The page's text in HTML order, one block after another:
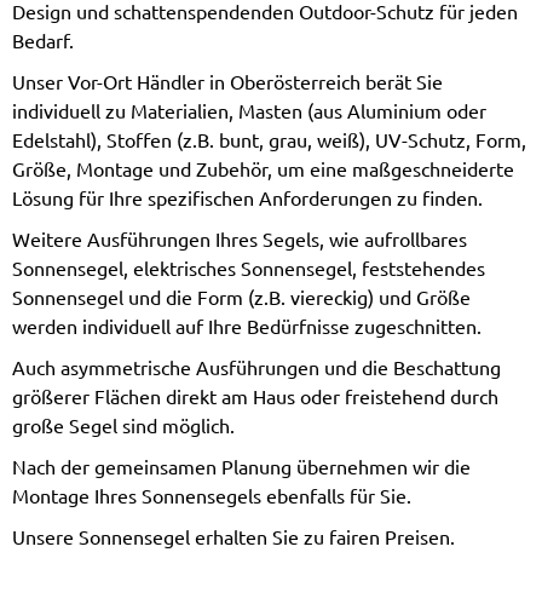
Design und schattenspendenden Outdoor-Schutz für jeden
Bedarf.
Unser Vor-Ort Händler in Oberösterreich berät Sie
individuell zu Materialien, Masten (aus Aluminium oder
Edelstahl), Stoffen (z.B. bunt, grau, weiß), UV-Schutz, Form,
Größe, Montage und Zubehör, um eine maßgeschneiderte
Lösung für Ihre spezifischen Anforderungen zu finden.
Weitere Ausführungen Ihres Segels, wie aufrollbares
Sonnensegel, elektrisches Sonnensegel, feststehendes
Sonnensegel und die Form (z.B. viereckig) und Größe
werden individuell auf Ihre Bedürfnisse zugeschnitten.
Auch asymmetrische Ausführungen und die Beschattung
größerer Flächen direkt am Haus oder freistehend durch
große Segel sind möglich.
Nach der gemeinsamen Planung übernehmen wir die
Montage Ihres Sonnensegels ebenfalls für Sie.
Unsere Sonnensegel erhalten Sie zu fairen Preisen.